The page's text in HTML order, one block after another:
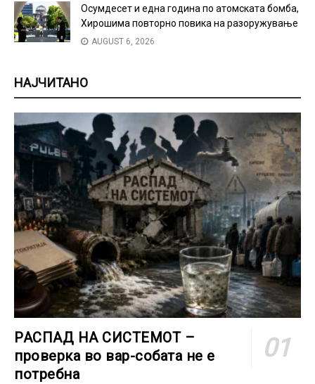
Осумдесет и една година по атомската бомба,
Хирошима повторно повика на разоружување
AUGUST 6, 2026
НАЈЧИТАНО
РАСПАД НА СИСТЕМОТ –
проверка во вар-собата не е
потребна